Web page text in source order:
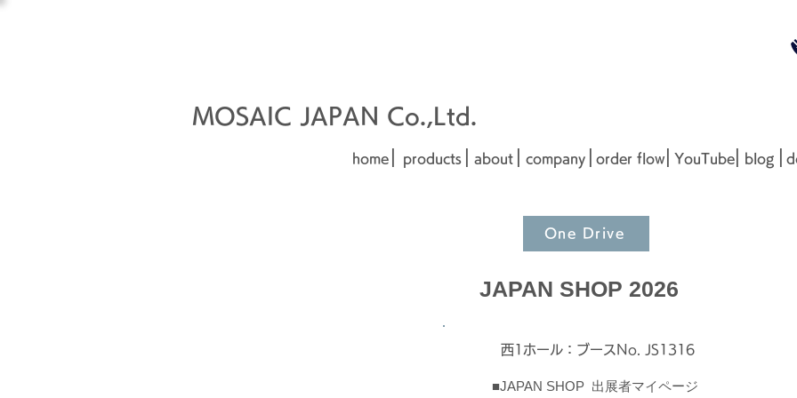
MOSAIC JAPAN Co.,Ltd.
home | products | about company
| | order flow | YouTube| blog |
One Drive
JAPAN SHOP 2026
西1ホール：ブースNo. JS1316
■JAPAN SHOP 出展者マイページ